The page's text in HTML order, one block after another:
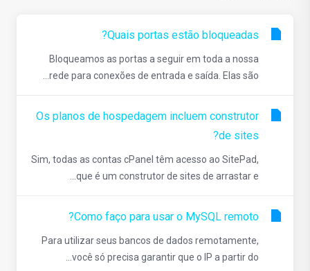
Quais portas estão bloqueadas?
Bloqueamos as portas a seguir em toda a nossa
rede para conexões de entrada e saída. Elas são...
Os planos de hospedagem incluem construtor
de sites?
Sim, todas as contas cPanel têm acesso ao SitePad,
que é um construtor de sites de arrastar e...
Como faço para usar o MySQL remoto?
Para utilizar seus bancos de dados remotamente,
você só precisa garantir que o IP a partir do...